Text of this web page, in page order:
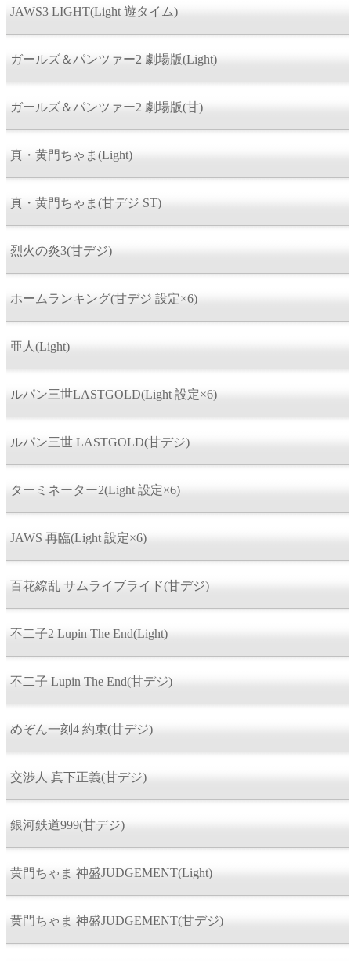
JAWS3 LIGHT(Light 遊タイム)
ガールズ＆パンツァー2 劇場版(Light)
ガールズ＆パンツァー2 劇場版(甘)
真・黄門ちゃま(Light)
真・黄門ちゃま(甘デジ ST)
烈火の炎3(甘デジ)
ホームランキング(甘デジ 設定×6)
亜人(Light)
ルパン三世LASTGOLD(Light 設定×6)
ルパン三世 LASTGOLD(甘デジ)
ターミネーター2(Light 設定×6)
JAWS 再臨(Light 設定×6)
百花繚乱 サムライブライド(甘デジ)
不二子2 Lupin The End(Light)
不二子 Lupin The End(甘デジ)
めぞん一刻4 約束(甘デジ)
交渉人 真下正義(甘デジ)
銀河鉄道999(甘デジ)
黄門ちゃま 神盛JUDGEMENT(Light)
黄門ちゃま 神盛JUDGEMENT(甘デジ)